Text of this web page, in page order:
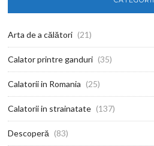
Arta de a călători (21)
Calator printre ganduri (35)
Calatorii in Romania (25)
Calatorii in strainatate (137)
Descoperă (83)